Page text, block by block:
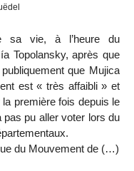
sa vie, à l’heure du
Topolansky, après que
que Mujica
est « très affaibli » et
première fois depuis le
pas pu aller voter lors du
du Mouvement de (…)